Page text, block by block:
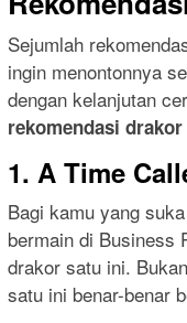
Sejumlah
ingin menontonnya
dengan kelanjutan
rekomendasi
1. A Time
Bagi kamu yang
bermain di Business
drakor satu ini.
satu ini benar-benar